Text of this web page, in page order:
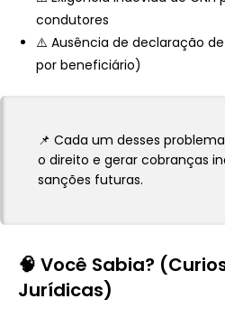
condutores
⚠️ Ausência de declaração
por beneficiário)
📌 Cada um desses
o direito e gerar cobranças
sanções futuras.
🧠 Você Sabia?
Jurídicas)